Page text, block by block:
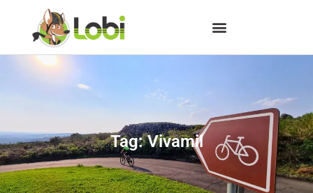
Tag: Vivamil